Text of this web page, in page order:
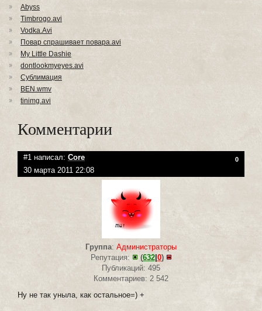
Abyss
Тimbrogo.avi
Vodka.Avi
Повар спрашивает повара.avi
My Little Dashie
dontlookmyeyes.avi
Сублимация
BEN.wmv
tinimg.avi
Комментарии
#1 написал: Core 0
30 марта 2011 22:08
Группа: Администраторы
Репутация:
(632| 0)
Публикаций: 495
Комментариев: 2 542
Ну не так уныла, как остальное=) +